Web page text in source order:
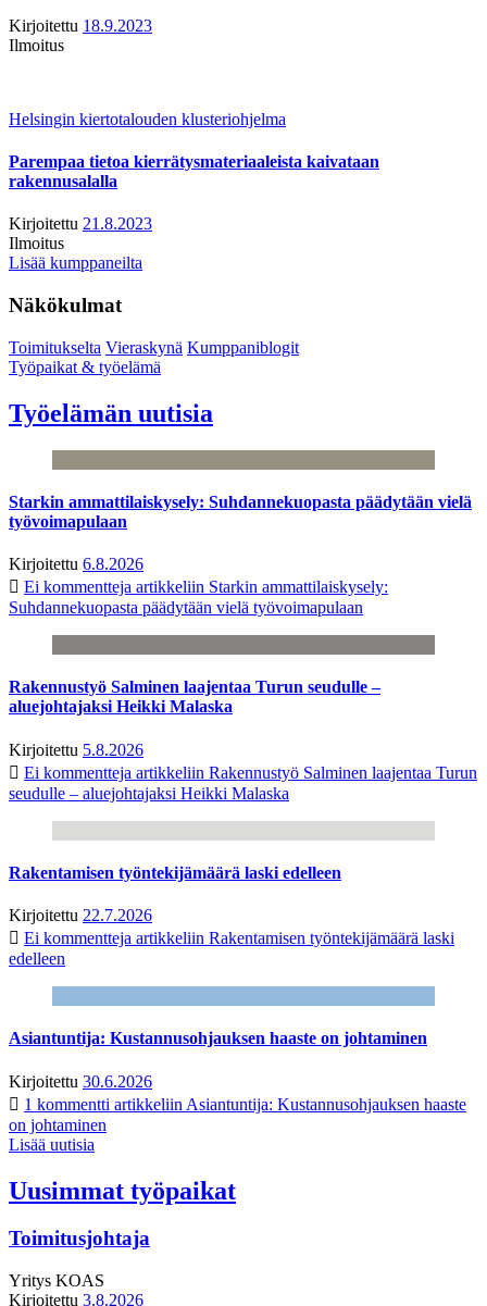
Kirjoitettu 18.9.2023
Ilmoitus
Helsingin kiertotalouden klusteriohjelma
Parempaa tietoa kierrätysmateriaaleista kaivataan
rakennusalalla
Kirjoitettu 21.8.2023
Ilmoitus
Lisää kumppaneilta
Näkökulmat
Toimitukselta Vieraskynä Kumppaniblogit
Työpaikat & työelämä
Työelämän uutisia
Starkin ammattilaiskysely: Suhdannekuopasta päädytään vielä
työvoimapulaan
Kirjoitettu 6.8.2026
Ei kommentteja artikkeliin Starkin ammattilaiskysely:
Suhdannekuopasta päädytään vielä työvoimapulaan
Rakennustyö Salminen laajentaa Turun seudulle –
aluejohtajaksi Heikki Malaska
Kirjoitettu 5.8.2026
Ei kommentteja artikkeliin Rakennustyö Salminen laajentaa Turun
seudulle – aluejohtajaksi Heikki Malaska
Rakentamisen työntekijämäärä laski edelleen
Kirjoitettu 22.7.2026
Ei kommentteja artikkeliin Rakentamisen työntekijämäärä laski
edelleen
Asiantuntija: Kustannusohjauksen haaste on johtaminen
Kirjoitettu 30.6.2026
1 kommentti artikkeliin Asiantuntija: Kustannusohjauksen haaste
on johtaminen
Lisää uutisia
Uusimmat työpaikat
Toimitusjohtaja
Yritys KOAS
Kirjoitettu 3.8.2026